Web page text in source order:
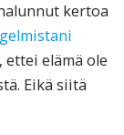
kertoa
ettei elämä ole
Eikä siitä